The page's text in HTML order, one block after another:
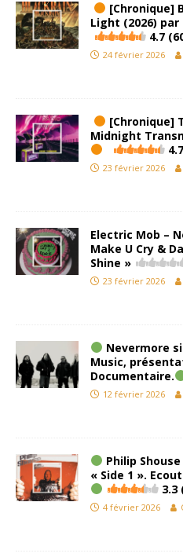
[Chronique]
Light (2026) par
4.7
24 février 2026
[Chronique]
Midnight
23 février 2026
Electric Mob –
Make U Cry &
Shine »
23 février 2026
Nevermore
Music,
Documentaire.
12 février 2026
Philip
« Side 1 ».
3.3
4 février 2026